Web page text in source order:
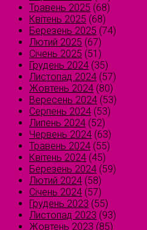
Травень 2025 (68)
Квітень 2025 (68)
Березень 2025 (74)
Лютий 2025 (67)
Січень 2025 (51)
Грудень 2024 (35)
Листопад 2024 (57)
Жовтень 2024 (80)
Вересень 2024 (53)
Серпень 2024 (53)
Липень 2024 (52)
Червень 2024 (63)
Травень 2024 (55)
Квітень 2024 (45)
Березень 2024 (59)
Лютий 2024 (58)
Січень 2024 (57)
Грудень 2023 (55)
Листопад 2023 (93)
Жовтень 2023 (85)